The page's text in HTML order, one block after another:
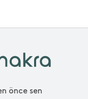
önce sen